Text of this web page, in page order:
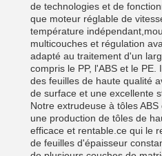
de technologies et de
que moteur réglable de
température
multicouches et régulation
adapté au traitement d'un
compris le PP, l'ABS et le
des feuilles de haute qualité
de surface et une excellente
Notre extrudeuse à tôles
une production de tôles de
efficace et rentable.ce qui le
de feuilles d'épaisseur